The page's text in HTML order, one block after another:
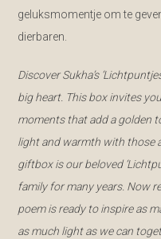
geluksmomentje om te
dierbaren.
Discover Sukha’s
big heart. This box invites
moments that add a golden
light and warmth with those
giftbox is our beloved
family for many years. Now
poem is ready to inspire as
as much light as we can